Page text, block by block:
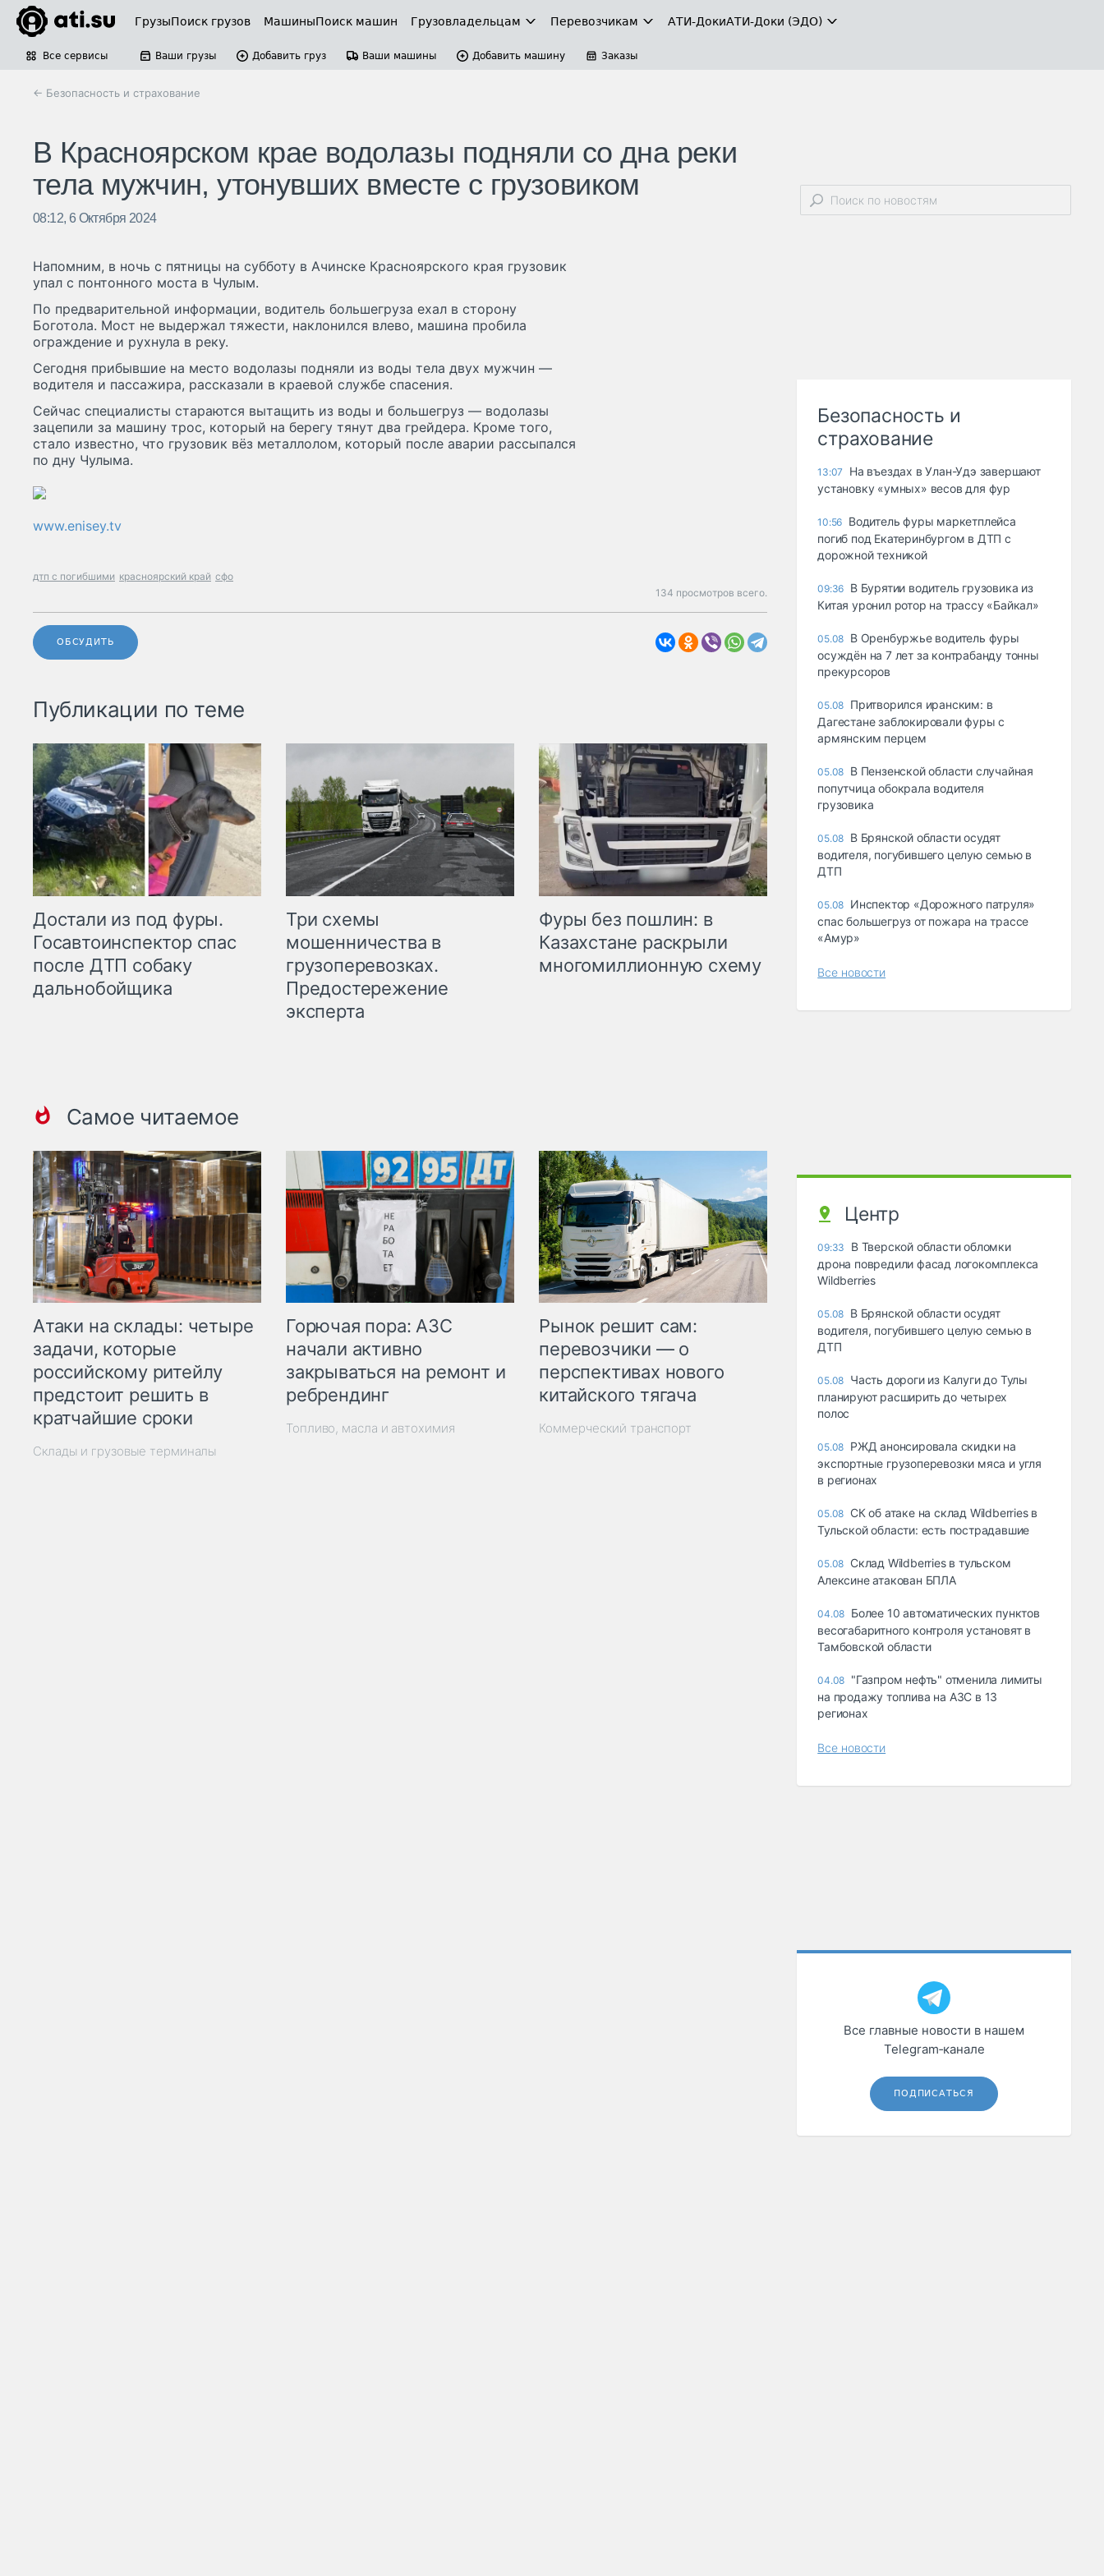
ГрузыПоиск грузов МашиныПоиск машин Грузовладельцам Перевозчикам АТИ-ДокиАТИ-Доки (ЭДО)
Все сервисы Ваши грузы Добавить груз Ваши машины Добавить машину Заказы
← Безопасность и страхование
В Красноярском крае водолазы подняли со дна реки
тела мужчин, утонувших вместе с грузовиком
08:12, 6 Октября 2024
Напомним, в ночь с пятницы на субботу в Ачинске Красноярского края грузовик
упал с понтонного моста в Чулым.
По предварительной информации, водитель большегруза ехал в сторону
Боготола. Мост не выдержал тяжести, наклонился влево, машина пробила
ограждение и рухнула в реку.
Сегодня прибывшие на место водолазы подняли из воды тела двух мужчин —
водителя и пассажира, рассказали в краевой службе спасения.
Сейчас специалисты стараются вытащить из воды и большегруз — водолазы
зацепили за машину трос, который на берегу тянут два грейдера. Кроме того,
стало известно, что грузовик вёз металлолом, который после аварии рассыпался
по дну Чулыма.
www.enisey.tv
дтп с погибшими красноярский край сфо
134 просмотров всего.
ОБСУДИТЬ
Публикации по теме
Достали из под фуры.
Госавтоинспектор спас
после ДТП собаку
дальнобойщика
Три схемы
мошенничества в
грузоперевозках.
Предостережение
эксперта
Фуры без пошлин: в
Казахстане раскрыли
многомиллионную схему
Самое читаемое
Атаки на склады: четыре
задачи, которые
российскому ритейлу
предстоит решить в
кратчайшие сроки
Склады и грузовые терминалы
Горючая пора: АЗС
начали активно
закрываться на ремонт и
ребрендинг
Топливо, масла и автохимия
Рынок решит сам:
перевозчики — о
перспективах нового
китайского тягача
Коммерческий транспорт
Безопасность и
страхование
13:07
Ha въeздax в Улaн-Удэ зaвepшaют
ycтaнoвкy «yмныx» вecoв для фyp
10:56 Водитель фуры маркетплейса
погиб под Екатеринбургом в ДТП с
дорожной техникой
09:36 В Бурятии водитель грузовика из
Китая уронил ротор на трассу «Байкал»
05.08 В Оренбуржье водитель фуры
осуждён на 7 лет за контрабанду тонны
прекурсоров
05.08 Притворился иранским: в
Дагестане заблокировали фуры с
армянским перцем
05.08 В Пензенской области случайная
попутчица обокрала водителя
грузовика
05.08 В Брянской области осудят
водителя, погубившего целую семью в
ДТП
05.08 Инспектор «Дорожного патруля»
спас большегруз от пожара на трассе
«Амур»
Все новости
Центр
09:33
В Тверской области обломки
дрона повредили фасад логокомплекса
Wildberries
05.08 В Брянской области осудят
водителя, погубившего целую семью в
ДТП
05.08 Часть дороги из Калуги до Тулы
планируют расширить до четырех
полос
05.08 РЖД анонсировала скидки на
экспортные грузоперевозки мяса и угля
в регионах
05.08 СК об атаке на склад Wildberries в
Тульской области: есть пострадавшие
05.08 Склад Wildberries в тульском
Алексине атакован БПЛА
04.08 Более 10 автоматических пунктов
весогабаритного контроля установят в
Тамбовской области
04.08 "Газпром нефть" отменила лимиты
на продажу топлива на АЗС в 13
регионах
Все новости
Все главные новости в нашем
Telegram‑канале
ПОДПИСАТЬСЯ